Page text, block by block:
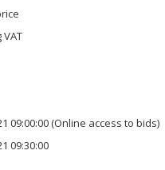
09:00:00(Online access to bids)
09:30:00